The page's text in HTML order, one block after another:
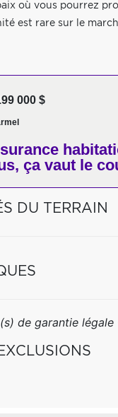
où vous pourrez
est rare sur le
000 $
ça vaut le
DU TERRAIN
de garantie